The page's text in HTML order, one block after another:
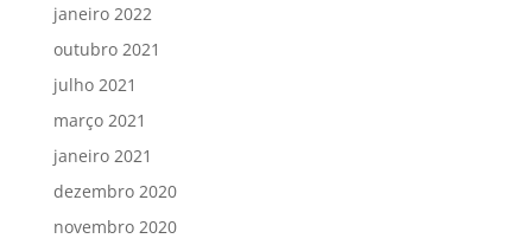
janeiro 2022
outubro 2021
julho 2021
março 2021
janeiro 2021
dezembro 2020
novembro 2020